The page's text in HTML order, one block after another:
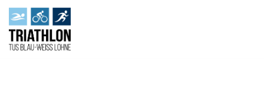
Zum
Inhalt
springen